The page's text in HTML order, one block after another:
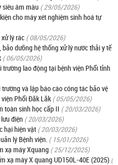
siêu âm màu ( 29/05/2026)
cho máy xét nghiệm sinh hoá tự
lý rác ( 08/05/2026)
dưỡng hệ thống xử lý nước thải y tế
( 06/05/2026)
lao động tại bệnh viện Phổi tỉnh
và lập báo cáo công tác bảo vệ
Phổi Đăk Lăk ( 05/05/2026)
toàn sinh học cấp II ( 20/03/2026)
điện ( 20/03/2026)
hại hiện vật ( 20/03/2026)
lý Bệnh viện. ( 15/01/2026)
xạ máy Xquang ( 25/12/2025)
xạ máy X quang UD150L-40E (2025) (